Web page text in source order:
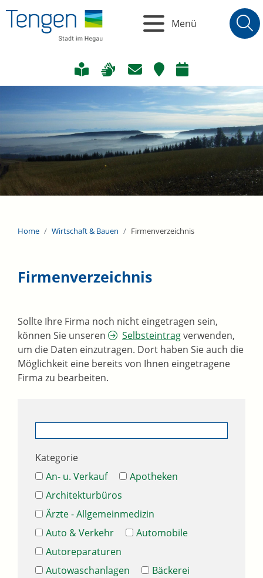
Menü
Home Wirtschaft & Bauen Firmenverzeichnis
Firmenverzeichnis
Sollte Ihre Firma noch nicht eingetragen sein,
können Sie unseren
Selbsteintragverwenden,
um die Daten einzutragen. Dort haben Sie auch die
Möglichkeit eine bereits von Ihnen eingetragene
Firma zu bearbeiten.
Kategorie
An- u. Verkauf
Apotheken
Architekturbüros
Ärzte - Allgemeinmedizin
Auto & Verkehr
Automobile
Autoreparaturen
Autowaschanlagen
Bäckerei